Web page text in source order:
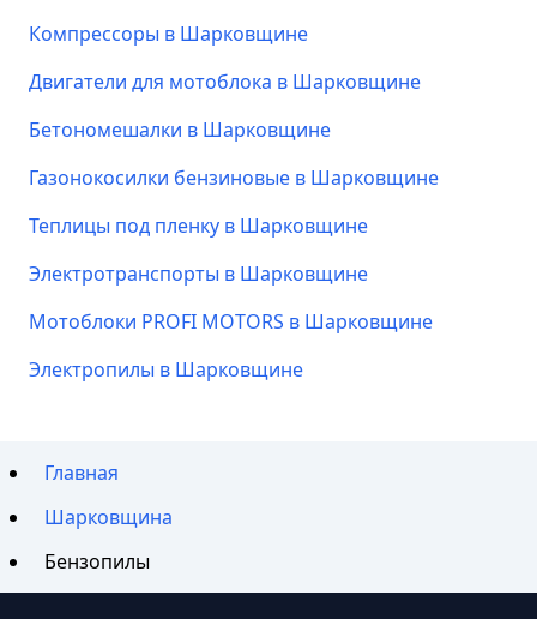
Компрессоры в Шарковщине
Двигатели для мотоблока в Шарковщине
Бетономешалки в Шарковщине
Газонокосилки бензиновые в Шарковщине
Теплицы под пленку в Шарковщине
Электротранспорты в Шарковщине
Мотоблоки PROFI MOTORS в Шарковщине
Электропилы в Шарковщине
Главная
Шарковщина
Бензопилы